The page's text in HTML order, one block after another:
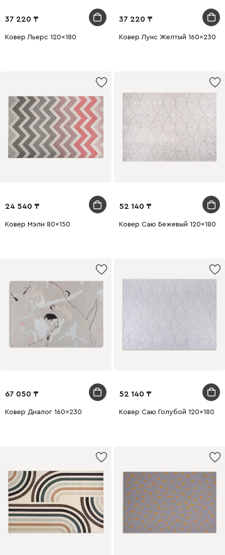
37 220
Ковер Льерс 120x180
37 220
Ковер Лунс Желтый 160x230
24 540
Ковер Мэли 80x150
52 140
Ковер Саю Бежевый 120x180
67 050
Ковер Диалог 160x230
52 140
Ковер Саю Голубой 120x180